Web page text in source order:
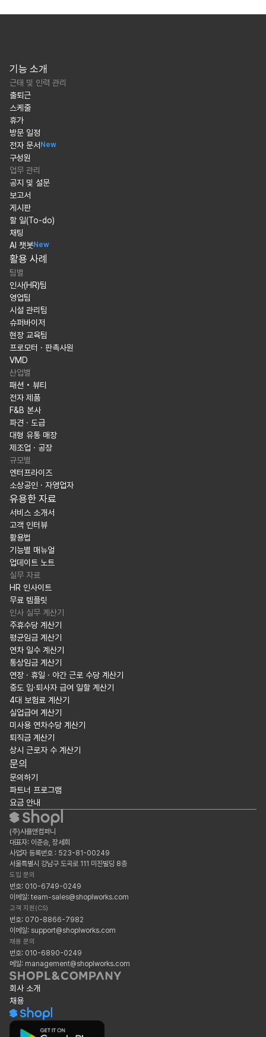
기능 소개
근태 및 인력 관리
출퇴근
스케줄
휴가
방문 일정
전자 문서 New
구성원
업무 관리
공지 및 설문
보고서
게시판
할 일(To-do)
채팅
AI 챗봇New
활용 사례
팀별
인사(HR)팀
영업팀
시설 관리팀
슈퍼바이저
현장 교육팀
프로모터 · 판촉사원
VMD
산업별
패션 • 뷰티
전자 제품
F&B 본사
파견 · 도급
대형 유통 매장
제조업 · 공장
규모별
엔터프라이즈
소상공인 · 자영업자
유용한 자료
서비스 소개서
고객 인터뷰
활용법
기능별 매뉴얼
업데이트 노트
실무 자료
HR 인사이트
무료 템플릿
인사 실무 계산기
주휴수당 계산기
평균임금 계산기
연차 일수 계산기
통상임금 계산기
연장 · 휴일 · 야간 근로 수당 계산기
중도 입·퇴사자 급여 일할 계산기
4대 보험료 계산기
실업급여 계산기
미사용 연차수당 계산기
퇴직금 계산기
상시 근로자 수 계산기
문의
문의하기
파트너 프로그램
요금 안내
(주)샤플앤컴퍼니
대표자: 이준승, 장세희
사업자 등록번호 : 523-81-00249
서울특별시 강남구 도곡로 111 미진빌딩 8층
도입 문의
번호: 010-6749-0249
이메일: team-sales@shoplworks.com
고객 지원(CS)
번호: 070-8866-7982
이메일: support@shoplworks.com
채용 문의
번호: 010-6890-0249
메일: management@shoplworks.com
회사 소개
채용